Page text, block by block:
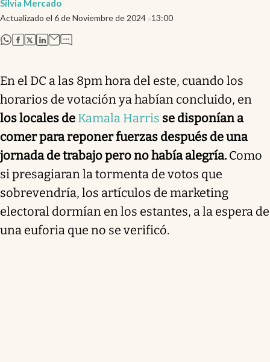
Silvia Mercado
Actualizado el 6 de Noviembre de 2024 13:00
abre en nueva pestaña
abre en nueva pestaña
abre en nueva pestaña
abre en nueva pestaña
En el DC a las 8pm hora del este, cuando los
horarios de votación ya habían concluido, en
los locales de Kamala Harris se disponían a
comer para reponer fuerzas después de una
jornada de trabajo pero no había alegría. Como
si presagiaran la tormenta de votos que
sobrevendría, los artículos de marketing
electoral dormían en los estantes, a la espera de
una euforia que no se verificó.